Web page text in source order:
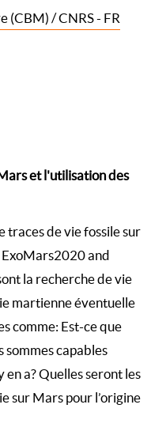
(CBM) / CNRS - FR
et l'utilisation des
traces de vie fossile sur
ExoMars2020 and
la recherche de vie
martienne éventuelle
comme: Est-ce que
sommes capables
en a? Quelles seront les
sur Mars pour l’origine